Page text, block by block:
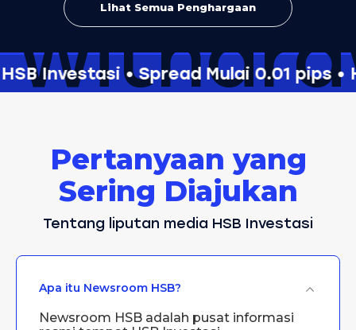
Lihat Semua Penghargaan
Investasi • Spread Mulai 0.01 pips •
Pertanyaan yang
Sering Diajukan
Tentang liputan media HSB Investasi
Apa itu Newsroom HSB?
Newsroom HSB adalah pusat informasi